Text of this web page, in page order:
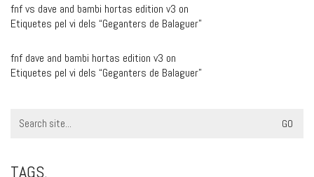
fnf vs dave and bambi hortas edition v3 on
Etiquetes pel vi dels “Geganters de Balaguer”
fnf dave and bambi hortas edition v3 on
Etiquetes pel vi dels “Geganters de Balaguer”
for:
TAGS.